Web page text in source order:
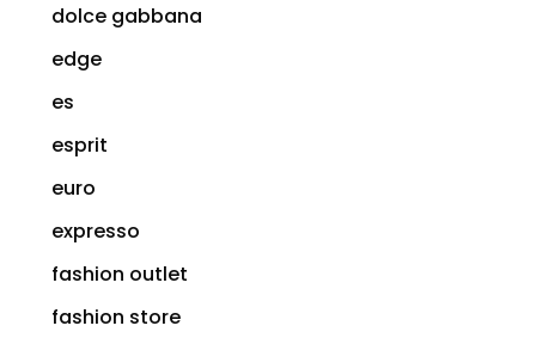
dolce gabbana
edge
es
esprit
euro
expresso
fashion outlet
fashion store